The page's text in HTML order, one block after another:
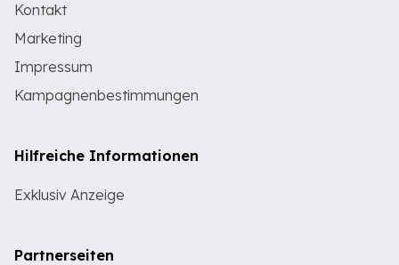
Kontakt
Marketing
Impressum
Kampagnenbestimmungen
Hilfreiche Informationen
Exklusiv Anzeige
Partnerseiten